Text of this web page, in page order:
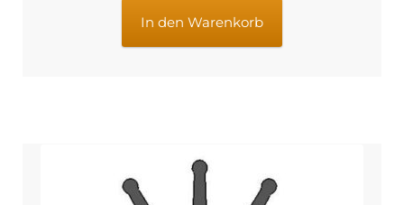
€19,95 €17,95.
In den Warenkorb